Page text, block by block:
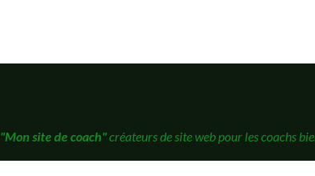
"Mon site de coach"créateurs de site web pour les coachs